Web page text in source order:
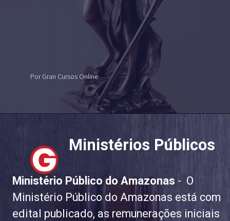
Por Gran Cursos Online
Ministérios Públicos
Ministério Público do Amazonas - O
Ministério Público do Amazonas está com
edital publicado, as remunerações iniciais